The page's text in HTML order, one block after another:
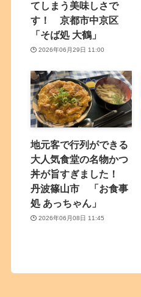
てしまう美味しさで
す！ 京都市中京区
「そば処 大鶴」
2026年06月29日 11:00
地元客で行列ができる
大人気食堂の名物かつ
丼が旨すぎました！
丹波篠山市 「お食事
処 あっちゃん」
2026年06月08日 11:45